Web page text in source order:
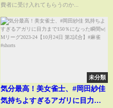
費者に受け入れてもらうのか...
未分類
気分最高！美女雀士、#岡田紗佳
気持ちよすぎるアガリに目力ま